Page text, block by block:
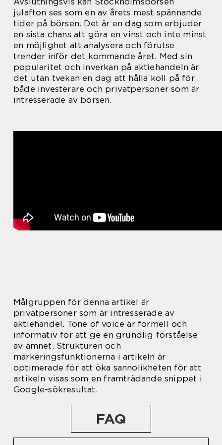
julafton ses som en av årets mest spännande
tider på börsen. Det är en dag som erbjuder
en sista chans att göra en vinst och inte minst
en möjlighet att analysera och förutse
trender inför det kommande året. Med sin
popularitet och inverkan på aktiehandeln är
det utan tvekan en dag att hålla koll på för
både investerare och privatpersoner som är
intresserade av börsen.
Målgruppen för denna artikel är
privatpersoner som är intresserade av
aktiehandel. Tone of voice är formell och
informativ för att ge en grundlig förståelse
av ämnet. Strukturen och
markeringsfunktionerna i artikeln är
optimerade för att öka sannolikheten för att
artikeln visas som en framträdande snippet i
Google-sökresultat.
FAQ